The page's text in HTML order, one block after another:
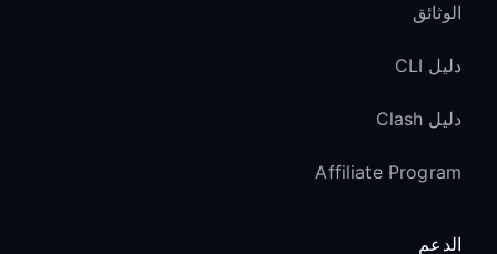
الوثائق
دليل CLI
دليل Clash
Affiliate Program
الدعم